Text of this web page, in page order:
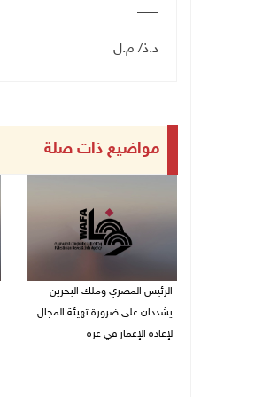
___
د.ذ/ م.ل
مواضيع ذات صلة
الرئيس المصري وملك البحرين
يشددان على ضرورة تهيئة المجال
لإعادة الإعمار في غزة